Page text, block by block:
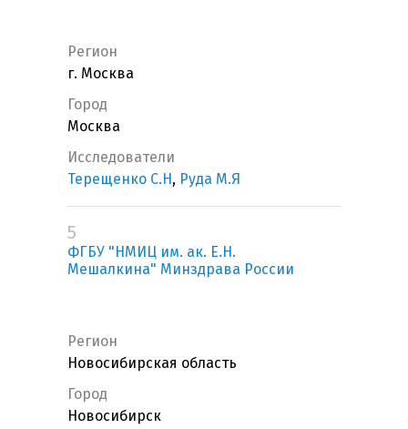
Регион
г. Москва
Город
Москва
Исследователи
Терещенко С.Н , Руда М.Я
5
ФГБУ "НМИЦ им. ак. Е.Н.
Мешалкина" Минздрава России
Регион
Новосибирская область
Город
Новосибирск